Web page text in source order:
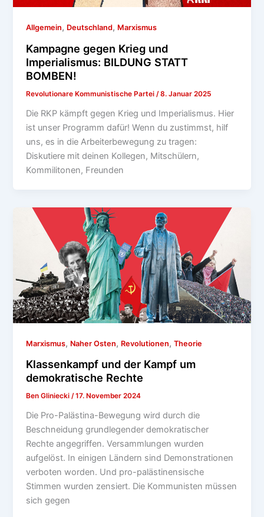
Allgemein, Deutschland, Marxismus
Kampagne gegen Krieg und
Imperialismus: BILDUNG STATT
BOMBEN!
Revolutionare Kommunistische Partei /8. Januar 2025
Die RKP kämpft gegen Krieg und Imperialismus. Hier
ist unser Programm dafür! Wenn du zustimmst, hilf
uns, es in die Arbeiterbewegung zu tragen:
Diskutiere mit deinen Kollegen, Mitschülern,
Kommilitonen, Freunden
Marxismus, Naher Osten, Revolutionen,Theorie
Klassenkampf und der Kampf um
demokratische Rechte
Ben Gliniecki/17. November 2024
Die Pro-Palästina-Bewegung wird durch die
Beschneidung grundlegender demokratischer
Rechte angegriffen. Versammlungen wurden
aufgelöst. In einigen Ländern sind Demonstrationen
verboten worden. Und pro-palästinensische
Stimmen wurden zensiert. Die Kommunisten müssen
sich gegen